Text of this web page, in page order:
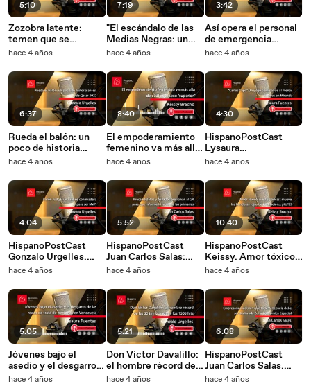
5:10
Zozobra latente:
temen que se
incrementen los
público en Caracas
hace 4 años
6:37
Rueda el balón: un
poco de historia
antes de Qatar 2022
hace 4 años
4:04
HispanoPostCast
Gonzalo Urgelles.
Aaron Judge, un
para ser MVP
hace 4 años
5:05
Jóvenes bajo el
asedio y el desgarro
de las redes de trata
hace 4 años
7:19
"El escándalo de las
Medias Negras: un
acontecimiento que
beisbol"
hace 4 años
8:40
El empoderamiento
femenino va más allá
de cuál es el sexo
hace 4 años
5:52
HispanoPostCast
Juan Carlos Salas:
Precandidatos y
G4 para que informe
la fecha de las
primarias
hace 4 años
5:21
Don Víctor Davalillo:
el hombre récord de
las 30 temporadas y
hace 4 años
3:42
Así opera el personal
de emergencia
durante el hallazgo de
Guaire
hace 4 años
4:30
HispanoPostCast
Lysaura
Fuentes."Carlos
criminal de al menos
13 años en Miranda
hace 4 años
10:40
HispanoPostCast
Keissy. Amor tóxico:
si este podcast
rojas de tu relación...
HUYE
hace 4 años
6:08
HispanoPostCast
Juan Carlos Salas.
Empresarios insisten
hace 4 años